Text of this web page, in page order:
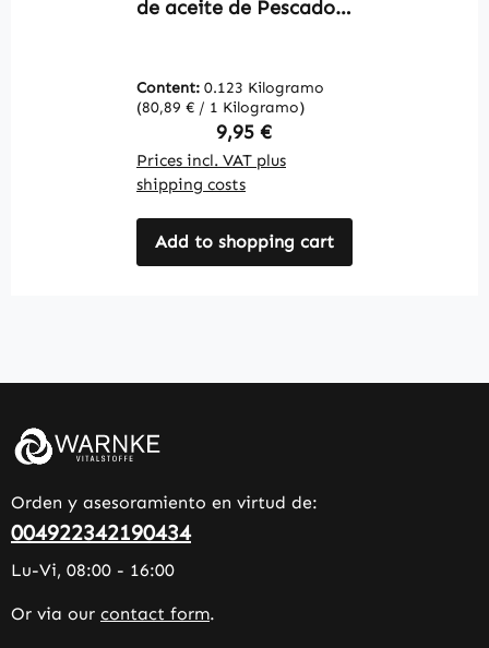
de aceite de Pescado -
presión arterial y más |
Warnke Vitalstoffe
Content: 0.123 Kilogramo
(80,89 € / 1 Kilogramo)
Regular price:
9,95 €
Prices incl. VAT plus
shipping costs
Add to shopping cart
Orden y asesoramiento en virtud de:
004922342190434
Lu-Vi, 08:00 - 16:00
Or via our contact form.